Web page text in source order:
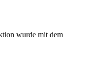
wurde mit dem